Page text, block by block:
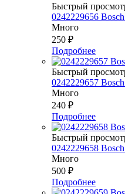
Быстрый
0242229656
Много
250 ₽
Подробнее
Быстрый
0242229657
Много
240 ₽
Подробнее
Быстрый
0242229658
Много
500 ₽
Подробнее